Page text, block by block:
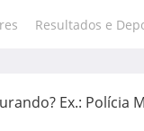
Resultados e